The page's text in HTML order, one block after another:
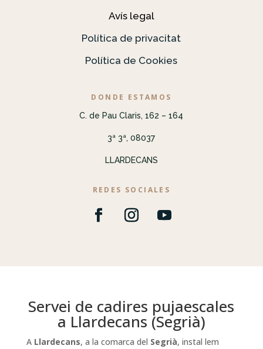
Avís legal
Política de privacitat
Política de Cookies
DONDE ESTAMOS
C. de Pau Claris, 162 – 164
3ª 3ª, 08037
LLARDECANS
REDES SOCIALES
Servei de cadires pujaescales
a Llardecans (Segrià)
A Llardecans, a la comarca del Segrià, instal lem